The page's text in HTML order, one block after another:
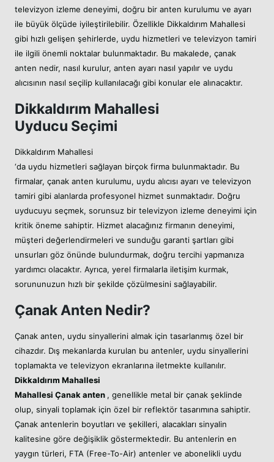
televizyon izleme deneyimi, doğru bir anten kurulumu ve ayarı
ile büyük ölçüde iyileştirilebilir. Özellikle Dikkaldırım Mahallesi
gibi hızlı gelişen şehirlerde, uydu hizmetleri ve televizyon tamiri
ile ilgili önemli noktalar bulunmaktadır. Bu makalede, çanak
anten nedir, nasıl kurulur, anten ayarı nasıl yapılır ve uydu
alıcısının nasıl seçilip kullanılacağı gibi konular ele alınacaktır.
Dikkaldırım Mahallesi
Uyducu Seçimi
Dikkaldırım Mahallesi
‘da uydu hizmetleri sağlayan birçok firma bulunmaktadır. Bu
firmalar, çanak anten kurulumu, uydu alıcısı ayarı ve televizyon
tamiri gibi alanlarda profesyonel hizmet sunmaktadır. Doğru
uyducuyu seçmek, sorunsuz bir televizyon izleme deneyimi için
kritik öneme sahiptir. Hizmet alacağınız firmanın deneyimi,
müşteri değerlendirmeleri ve sunduğu garanti şartları gibi
unsurları göz önünde bulundurmak, doğru tercihi yapmanıza
yardımcı olacaktır. Ayrıca, yerel firmalarla iletişim kurmak,
sorununuzun hızlı bir şekilde çözülmesini sağlayabilir.
Çanak Anten Nedir?
Çanak anten, uydu sinyallerini almak için tasarlanmış özel bir
cihazdır. Dış mekanlarda kurulan bu antenler, uydu sinyallerini
toplamakta ve televizyon ekranlarına iletmekte kullanılır.
Dikkaldırım Mahallesi
Mahallesi Çanak anten , genellikle metal bir çanak şeklinde
olup, sinyali toplamak için özel bir reflektör tasarımına sahiptir.
Çanak antenlerin boyutları ve şekilleri, alacakları sinyalin
kalitesine göre değişiklik göstermektedir. Bu antenlerin en
yaygın türleri, FTA (Free-To-Air) antenler ve abonelikli uydu